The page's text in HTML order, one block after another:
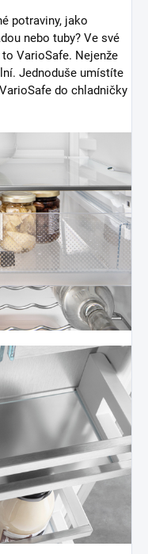
potraviny, jako
nebo tuby? Ve své
VarioSafe. Nejenže
Jednoduše umístíte
do chladničky